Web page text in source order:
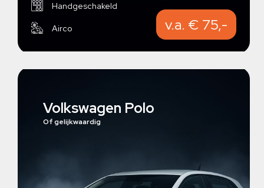
Handgeschakeld
Airco v.a. € 75,-
Volkswagen Polo
Of gelijkwaardig